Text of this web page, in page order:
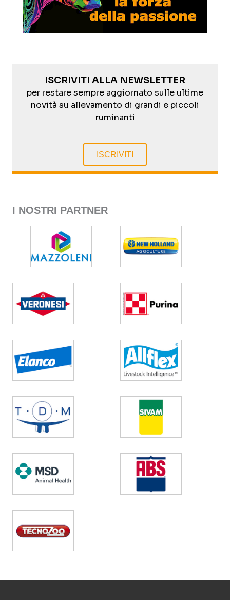
ISCRIVITI ALLA NEWSLETTER
per restare sempre aggiornato sulle ultime
novità su allevamento di grandi e piccoli
ruminanti
ISCRIVITI
I NOSTRI PARTNER